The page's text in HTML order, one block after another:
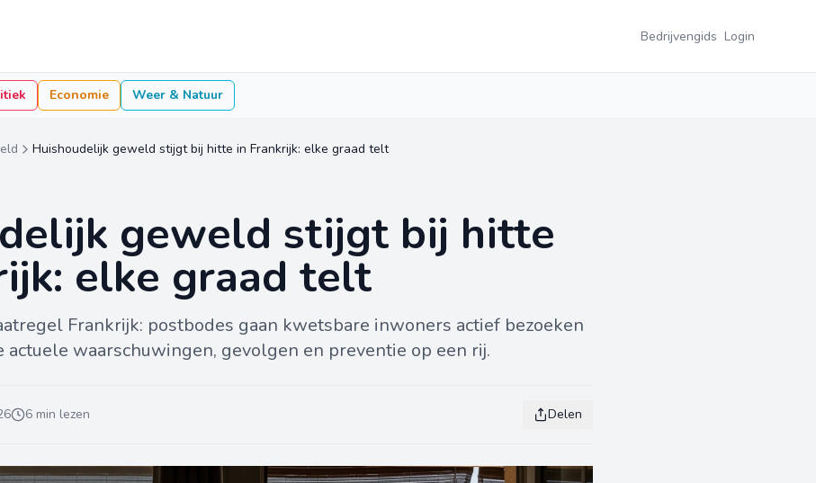
Bedrijvengids Login
Economie Weer & Natuur
Huishoudelijk geweld stijgt bij hitte in Frankrijk: elke graad telt
geweld stijgt bij hitte
elke graad telt
Frankrijk: postbodes gaan kwetsbare inwoners actief bezoeken
waarschuwingen, gevolgen en preventie op een rij.
6 min lezen Delen